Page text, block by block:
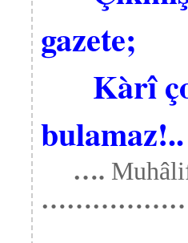
gazete;
Kàrî
bulamaz!..
….